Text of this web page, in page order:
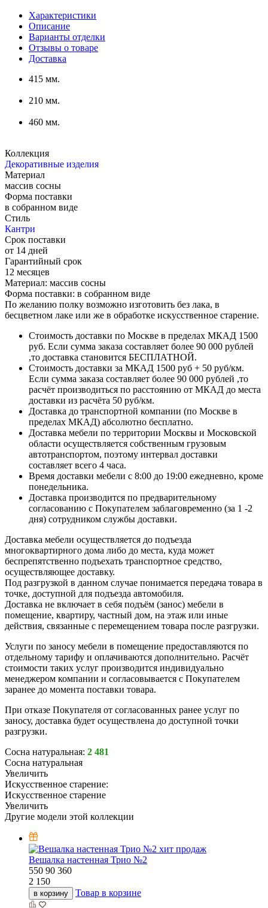
Характеристики
Описание
Варианты отделки
Отзывы о товаре
Доставка
415 мм.
210 мм.
460 мм.
Коллекция
Декоративные изделия
Материал
массив сосны
Форма поставки
в собранном виде
Стиль
Кантри
Срок поставки
от 14 дней
Гарантийный срок
12 месяцев
Материал: массив сосны
Форма поставки: в собранном виде
По желанию полку возможно изготовить без лака, в
бесцветном лаке или же в обработке искусственное старение.
Стоимость доставки по Москве в пределах МКАД 1500
руб. Если сумма заказа составляет более 90 000 рублей
,то доставка становится БЕСПЛАТНОЙ.
Стоимость доставки за МКАД 1500 руб + 50 руб/км.
Если сумма заказа составляет более 90 000 рублей ,то
расчёт производиться по расстоянию от МКАД до места
доставки из расчёта 50 руб/км.
Доставка до транспортной компании (по Москве в
пределах МКАД) абсолютно бесплатно.
Доставка мебели по территории Москвы и Московской
области осуществляется собственным грузовым
автотранспортом, поэтому интервал доставки
составляет всего 4 часа.
Время доставки мебели с 8:00 до 19:00 ежедневно, кроме
понедельника.
Доставка производится по предварительному
согласованию с Покупателем заблаговременно (за 1 -2
дня) сотрудником службы доставки.
Доставка мебели осуществляется до подъезда
многоквартирного дома либо до места, куда может
беспрепятственно подъехать транспортное средство,
осуществляющее доставку.
Под разгрузкой в данном случае понимается передача товара в
точке, доступной для подъезда автомобиля.
Доставка не включает в себя подъём (занос) мебели в
помещение, квартиру, частный дом, на этаж или иные
действия, связанные с перемещением товара после разгрузки.
Услуги по заносу мебели в помещение предоставляются по
отдельному тарифу и оплачиваются дополнительно. Расчёт
стоимости таких услуг производится индивидуально
менеджером компании и согласовывается с Покупателем
заранее до момента поставки товара.
При отказе Покупателя от согласованных ранее услуг по
заносу, доставка будет осуществлена до доступной точки
разгрузки.
Сосна натуральная: 2 481
Сосна натуральная
Увеличить
Искусственное старение:
Искусственное старение
Увеличить
Другие модели этой коллекции
хит продаж
Вешалка настенная Трио №2
550 90 360
2 150
в корзину Товар в корзине